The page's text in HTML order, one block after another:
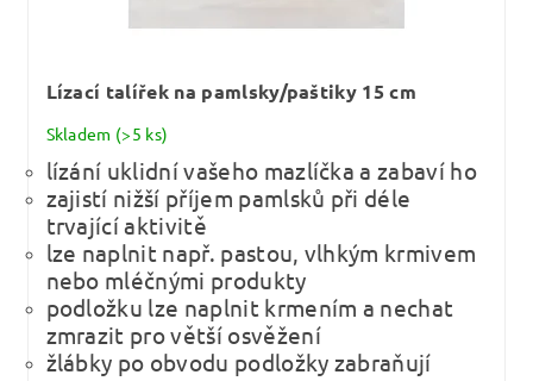
Lízací talířek na pamlsky/paštiky 15 cm
Skladem (>5 ks)
lízání uklidní vašeho mazlíčka a zabaví ho
zajistí nižší příjem pamlsků při déle
trvající aktivitě
lze naplnit např. pastou, vlhkým krmivem
nebo mléčnými produkty
podložku lze naplnit krmením a nechat
zmrazit pro větší osvěžení
žlábky po obvodu podložky zabraňují